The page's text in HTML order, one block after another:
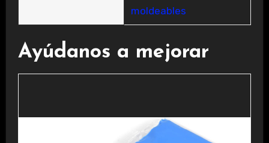
moldeables
Ayúdanos a mejorar